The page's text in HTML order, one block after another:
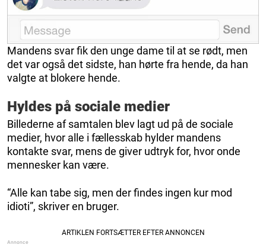
Mandens svar fik den unge dame til at se rødt, men
det var også det sidste, han hørte fra hende, da han
valgte at blokere hende.
Hyldes på sociale medier
Billederne af samtalen blev lagt ud på de sociale
medier, hvor alle i fællesskab hylder mandens
kontakte svar, mens de giver udtryk for, hvor onde
mennesker kan være.
“Alle kan tabe sig, men der findes ingen kur mod
idioti”, skriver en bruger.